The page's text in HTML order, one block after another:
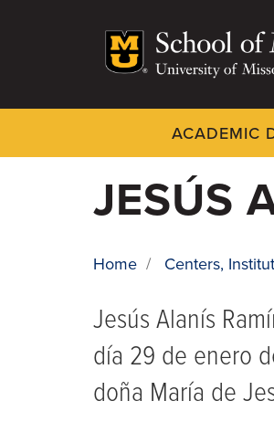
Dynamic
Menu
ACADEMIC
JESÚS
Home / Centers,
Jesús Alanís
día 29 de enero
doña María de